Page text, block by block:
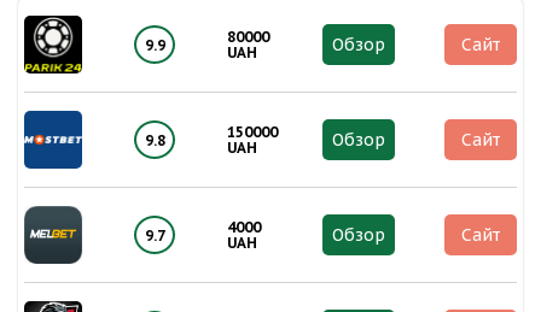
9.9
80000
UAH
Обзор Сайт
9.8
150000
UAH
Обзор Сайт
9.7
4000
UAH
Обзор Сайт